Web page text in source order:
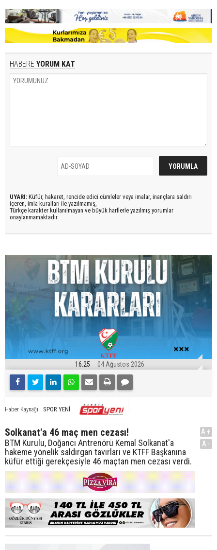
HABERE YORUM KAT
UYARI: Küfür, hakaret, rencide edici cümleler veya imalar, inançlara saldırı
içeren, imla kuralları ile yazılmamış,
Türkçe karakter kullanılmayan ve büyük harflerle yazılmış yorumlar
onaylanmamaktadır.
16:25 04 Ağustos 2026
Haber Kaynağı SPOR YENİ
Solkanat'a 46 maç men cezası!
BTM Kurulu, Doğancı Antrenörü Kemal Solkanat'a
hakeme yönelik saldırgan tavırları ve KTFF Başkanına
küfür ettiği gerekçesiyle 46 maçtan men cezası verdi.
A+
A-